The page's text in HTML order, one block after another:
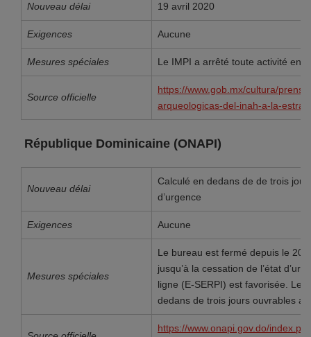
Nouveau délai 19 avril 2020
Exigences Aucune
Mesures spéciales Le IMPI a arrêté toute activité
Source officielle
https://www.gob.mx/cultura/
arqueologicas-del-inah-a-la-
République Dominicaine (ONAPI)
Nouveau délai
Calculé en dedans de de trois
d’urgence
Exigences Aucune
Mesures spéciales
Le bureau est fermé depuis le 20
jusqu’à la cessation de l’état
ligne (E-SERPI) est favorisée.
dedans de trois jours ouvrables
https://www.onapi.gov.do/